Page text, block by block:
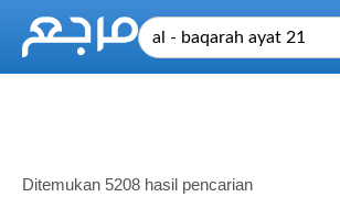
Ditemukan 5208 hasil pencarian